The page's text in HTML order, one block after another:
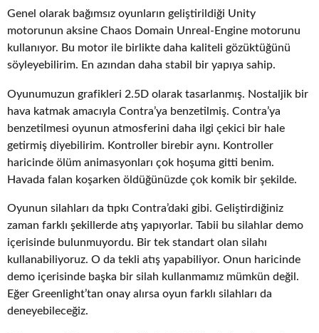
Genel olarak bağımsız oyunların geliştirildiği Unity
motorunun aksine Chaos Domain Unreal-Engine motorunu
kullanıyor. Bu motor ile birlikte daha kaliteli gözüktüğünü
söyleyebilirim. En azından daha stabil bir yapıya sahip.
Oyunumuzun grafikleri 2.5D olarak tasarlanmış. Nostaljik bir
hava katmak amacıyla Contra’ya benzetilmiş. Contra’ya
benzetilmesi oyunun atmosferini daha ilgi çekici bir hale
getirmiş diyebilirim. Kontroller birebir aynı. Kontroller
haricinde ölüm animasyonları çok hoşuma gitti benim.
Havada falan koşarken öldüğünüzde çok komik bir şekilde.
Oyunun silahları da tıpkı Contra’daki gibi. Geliştirdiğiniz
zaman farklı şekillerde atış yapıyorlar. Tabii bu silahlar demo
içerisinde bulunmuyordu. Bir tek standart olan silahı
kullanabiliyoruz. O da tekli atış yapabiliyor. Onun haricinde
demo içerisinde başka bir silah kullanmamız mümkün değil.
Eğer Greenlight’tan onay alırsa oyun farklı silahları da
deneyebileceğiz.